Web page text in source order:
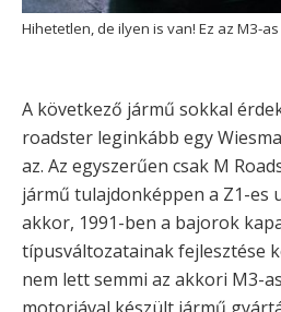
Hihetetlen, de ilyen is van! Ez az M3-
A következő jármű sokkal
roadster leginkább egy
az. Az egyszerűen csak M
jármű tulajdonképpen a Z1-es
akkor, 1991-ben a bajorok
típusváltozatainak fejlesztése
nem lett semmi az akkori M3-